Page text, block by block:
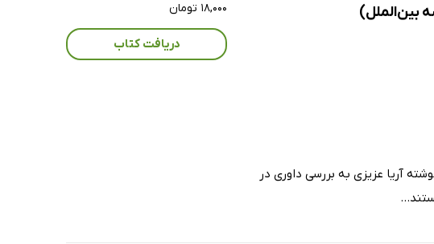
بین‌الملل)
آریا عزیزی به بررسی داوری در
۱۸,۰۰۰ تومان
دریافت کتاب